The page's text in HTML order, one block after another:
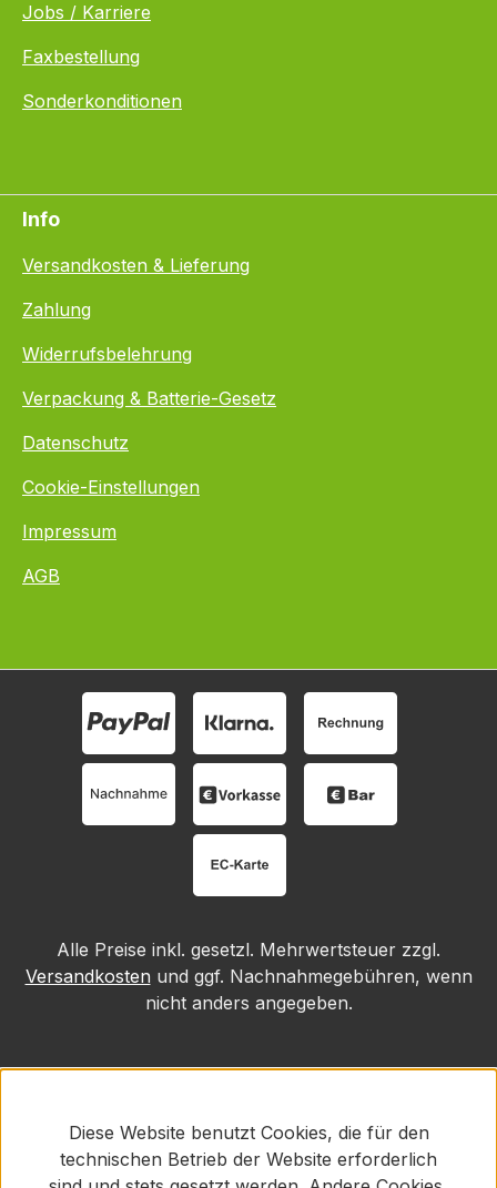
Jobs / Karriere
Faxbestellung
Sonderkonditionen
Info
Versandkosten & Lieferung
Zahlung
Widerrufsbelehrung
Verpackung & Batterie-Gesetz
Datenschutz
Cookie-Einstellungen
Impressum
AGB
Alle Preise inkl. gesetzl. Mehrwertsteuer zzgl.
Versandkosten und ggf. Nachnahmegebühren, wenn
nicht anders angegeben.
Diese Website benutzt Cookies, die für den
technischen Betrieb der Website erforderlich